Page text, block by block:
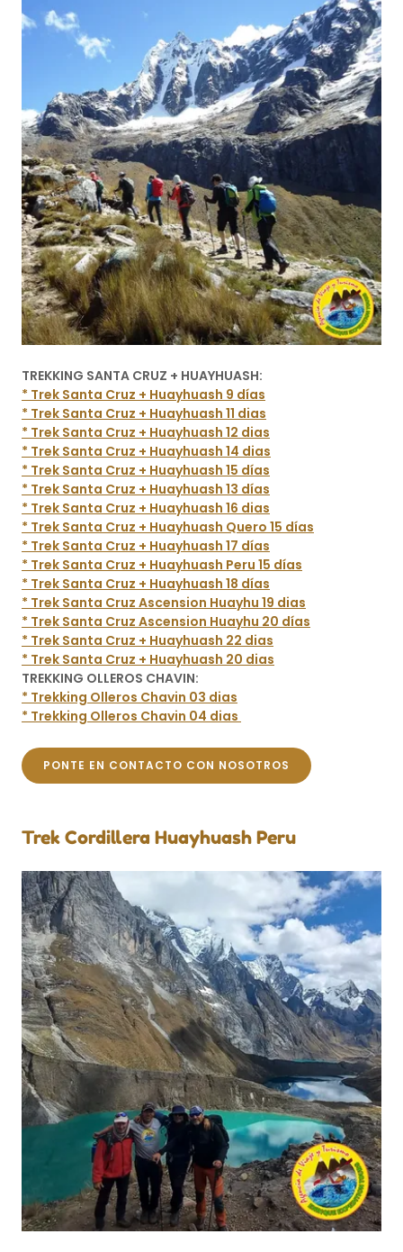
TREKKING SANTA CRUZ + HUAYHUASH:
* Trek Santa Cruz + Huayhuash 9 días
* Trek Santa Cruz + Huayhuash 11 dias
* Trek Santa Cruz + Huayhuash 12 dias
* Trek Santa Cruz + Huayhuash 14 dias
* Trek Santa Cruz + Huayhuash 15 días
* Trek Santa Cruz + Huayhuash 13 días
* Trek Santa Cruz + Huayhuash 16 dias
* Trek Santa Cruz + Huayhuash Quero 15 días
* Trek Santa Cruz + Huayhuash 17 días
* Trek Santa Cruz + Huayhuash Peru 15 días
* Trek Santa Cruz + Huayhuash 18 días
* Trek Santa Cruz Ascension Huayhu 19 dias
* Trek Santa Cruz Ascension Huayhu 20 días
* Trek Santa Cruz + Huayhuash 22 dias
* Trek Santa Cruz + Huayhuash 20 dias
TREKKING OLLEROS CHAVIN:
* Trekking Olleros Chavin 03 dias
* Trekking Olleros Chavin 04 dias
PONTE EN CONTACTO CON NOSOTROS
Trek Cordillera Huayhuash Peru